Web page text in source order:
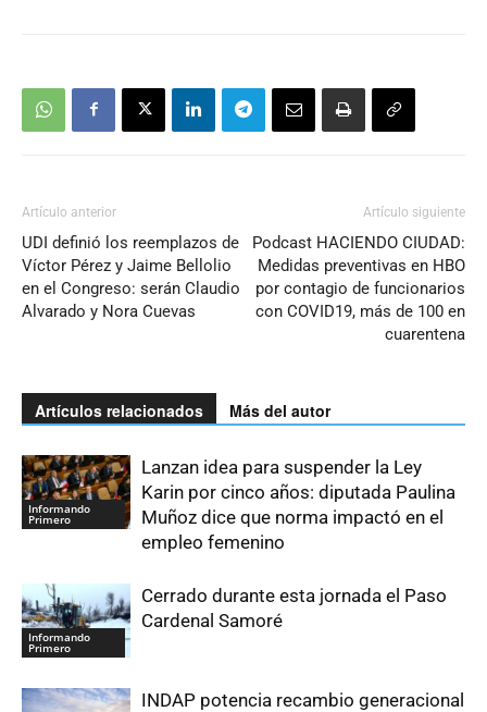
Artículo anterior
UDI definió los reemplazos de
Víctor Pérez y Jaime Bellolio
en el Congreso: serán Claudio
Alvarado y Nora Cuevas
Artículo siguiente
Podcast HACIENDO CIUDAD:
Medidas preventivas en HBO
por contagio de funcionarios
con COVID19, más de 100 en
cuarentena
Artículos relacionados Más del autor
Informando
Primero
Lanzan idea para suspender la Ley
Karin por cinco años: diputada Paulina
Muñoz dice que norma impactó en el
empleo femenino
Informando
Primero
Cerrado durante esta jornada el Paso
Cardenal Samoré
INDAP potencia recambio generacional